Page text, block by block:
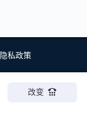
改变
隐私政策
HI